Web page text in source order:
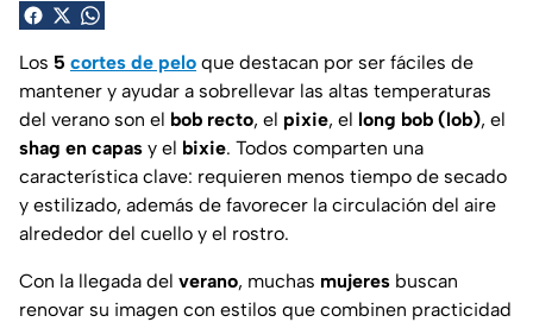
Los 5 cortes de pelo que destacan por ser fáciles de
mantener y ayudar a sobrellevar las altas temperaturas
del verano son el bob recto, el pixie, el long bob (lob), el
shag en capas y el bixie. Todos comparten una
característica clave: requieren menos tiempo de secado
y estilizado, además de favorecer la circulación del aire
alrededor del cuello y el rostro.
Con la llegada del verano, muchas mujeres buscan
renovar su imagen con estilos que combinen practicidad